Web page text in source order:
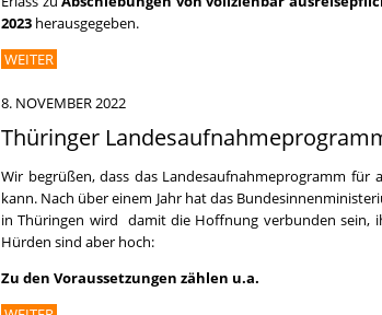
2023 herausgegeben.
WEITER
8. NOVEMBER 2022
Thüringer
Wir begrüßen, dass das Landesaufnahmeprogramm für
kann. Nach über einem Jahr hat das
in Thüringen wird damit die Hoffnung verbunden sein,
Hürden sind aber hoch:
Zu den Voraussetzungen zählen u.a.